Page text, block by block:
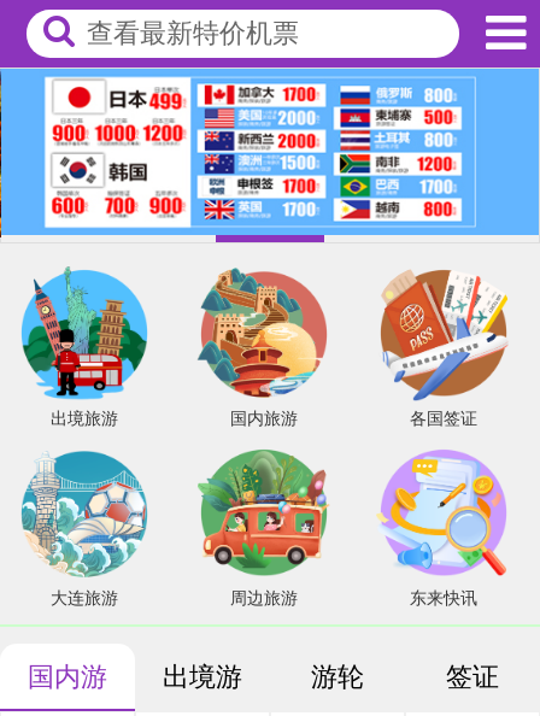
查看最新特价机票
出境旅游 国内旅游 各国签证
大连旅游 周边旅游 东来快讯
国内游 出境游 游轮 签证